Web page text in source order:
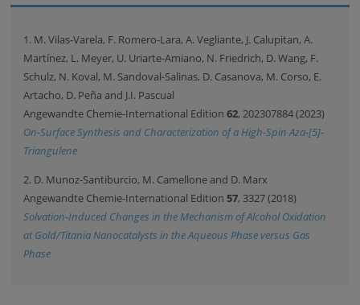
1. M. Vilas-Varela, F. Romero-Lara, A. Vegliante, J. Calupitan, A.
Martínez, L. Meyer, U. Uriarte-Amiano, N. Friedrich, D. Wang, F.
Schulz, N. Koval, M. Sandoval-Salinas, D. Casanova, M. Corso, E.
Artacho, D. Peña and J.I. Pascual
Angewandte Chemie-International Edition62, 202307884 (2023)
On-Surface Synthesis and Characterization of a High-Spin Aza-[5]-
Triangulene
2. D. Munoz-Santiburcio, M. Camellone and D. Marx
Angewandte Chemie-International Edition57, 3327 (2018)
Solvation-Induced Changes in the Mechanism of Alcohol Oxidation
at Gold/Titania Nanocatalysts in the Aqueous Phase versus Gas
Phase